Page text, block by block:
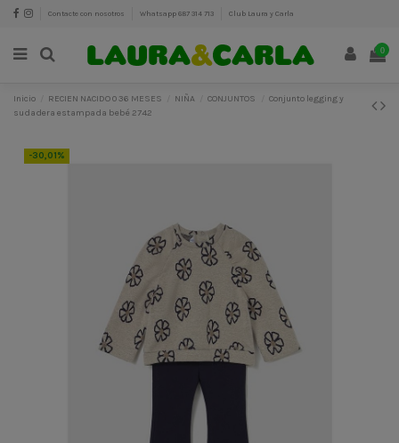
Contacte con nosotros Whatsapp 687 314 713 Club Laura y Carla
0
Inicio RECIEN NACIDO 0 36 MESES NIÑA CONJUNTOS
Conjunto legging y
sudadera estampada bebé 2742
-30,01%